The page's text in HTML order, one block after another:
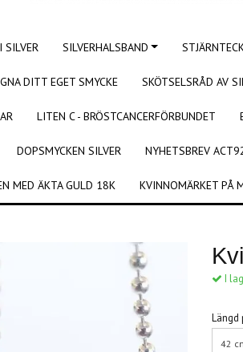
SILVER SILVERHALSBAND
DITT EGET SMYCKE SKÖTSELSRÅD AV
LITEN C - BRÖSTCANCERFÖRBUNDET
DOPSMYCKEN SILVER NYHETSBREV
MED ÄKTA GULD 18K KVINNOMÄRKET PÅ
I
Längd
42